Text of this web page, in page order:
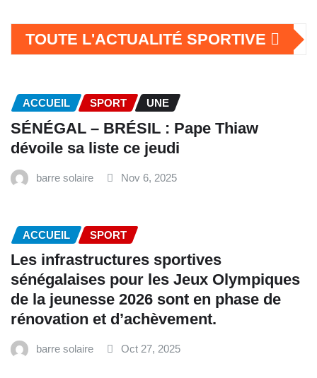
TOUTE L'ACTUALITÉ SPORTIVE
ACCUEIL SPORT UNE
SÉNÉGAL – BRÉSIL : Pape Thiaw
dévoile sa liste ce jeudi
barre solaire Nov 6, 2025
ACCUEIL SPORT
Les infrastructures sportives
sénégalaises pour les Jeux Olympiques
de la jeunesse 2026 sont en phase de
rénovation et d’achèvement.
barre solaire Oct 27, 2025